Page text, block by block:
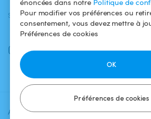
énoncées dans notre Politique de
Pour modifier vos préférences ou
consentement, vous devez mettre à
Préférences de cookies
Préférences de cookies
OK
Ajoutez une date et un créneau
SUIVEZ-NOUS
Facebook
Instagram